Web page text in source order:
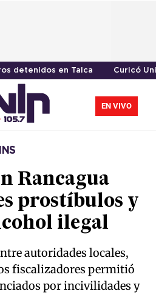
detenidos en Talca Curicó
EN VIVO
Rancagua
prostíbulos y
ilegal
autoridades locales,
fiscalizadores permitió
por incivilidades y